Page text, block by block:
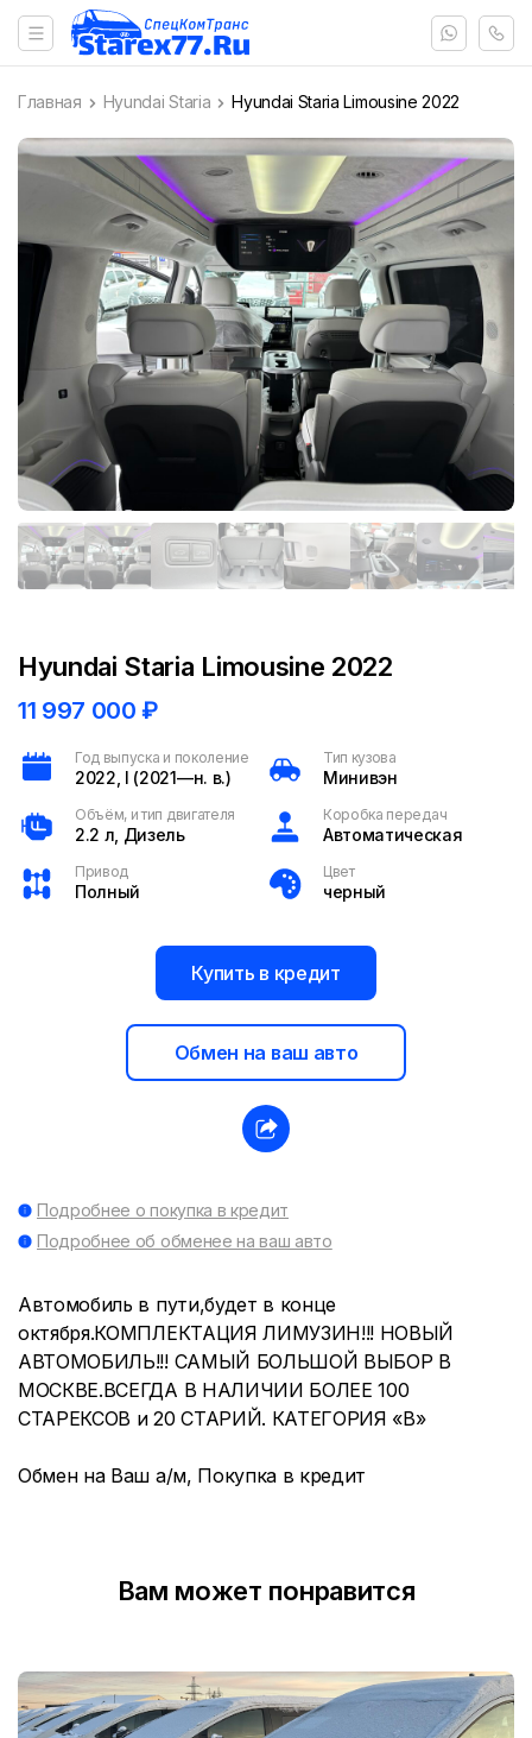
Главная Hyundai Staria Hyundai Staria Limousine 2022
Hyundai Staria Limousine 2022
11 997 000₽
Год выпуска и поколение
2022, I (2021—н. в.)
Тип кузова
Минивэн
Объём, и тип двигателя
2.2 л, Дизель
Коробка передач
Автоматическая
Привод
Полный
Цвет
черный
Купить в кредит
Обмен на ваш авто
Подробнее о покупка в кредит
Подробнее об обменее на ваш авто
Автомобиль в пути,будет в конце
октября.КОМПЛЕКТАЦИЯ ЛИМУЗИН!!! НОВЫЙ
АВТОМОБИЛЬ!!! САМЫЙ БОЛЬШОЙ ВЫБОР В
МОСКВЕ.ВСЕГДА В НАЛИЧИИ БОЛЕЕ 100
СТАРЕКСОВ и 20 СТАРИЙ. КАТЕГОРИЯ «В»
Обмен на Ваш а/м, Покупка в кредит
Вам может понравится